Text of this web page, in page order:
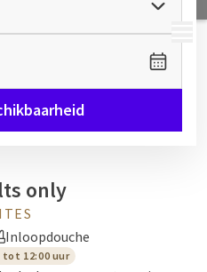
MENU
only
Inloopdouche
12:00 uur